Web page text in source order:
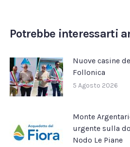
Potrebbe interessarti
Nuove casine
Follonica
5 Agosto 2026
Monte
urgente sulla
Nodo Le Piane